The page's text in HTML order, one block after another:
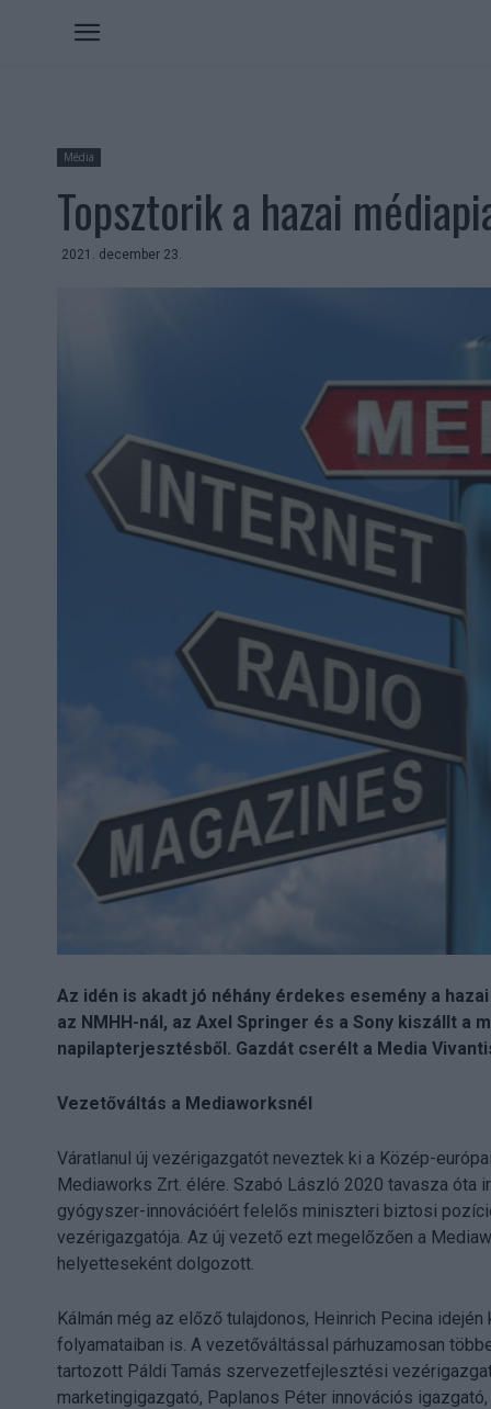
Média
Topsztorik a hazai
2021. december 23.
Az idén is akadt jó néhány érdekes esemény a
az NMHH-nál, az Axel Springer és a Sony kiszállt a
napilapterjesztésből. Gazdát cserélt a Media
Vezetőváltás a Mediaworksnél
Váratlanul új vezérigazgatót neveztek ki a Közép-
Mediaworks Zrt. élére. Szabó László 2020 tavasza óta
gyógyszer-innovációért felelős miniszteri biztosi
vezérigazgatója. Az új vezető ezt megelőzően a
helyetteseként dolgozott.
Kálmán még az előző tulajdonos, Heinrich Pecina
folyamataiban is. A vezetőváltással párhuzamosan
tartozott Páldi Tamás szervezetfejlesztési
marketingigazgató, Paplanos Péter innovációs